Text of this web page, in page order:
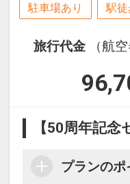
駐車場あり 駅
旅行代金
（航
【50周年記
プランのポ